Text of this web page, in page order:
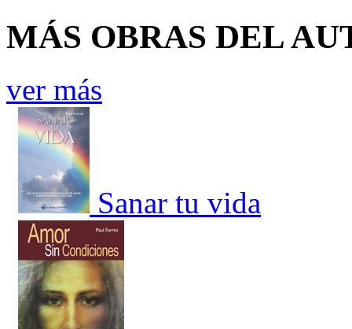
MÁS OBRAS DEL
ver más
Sanar tu vida